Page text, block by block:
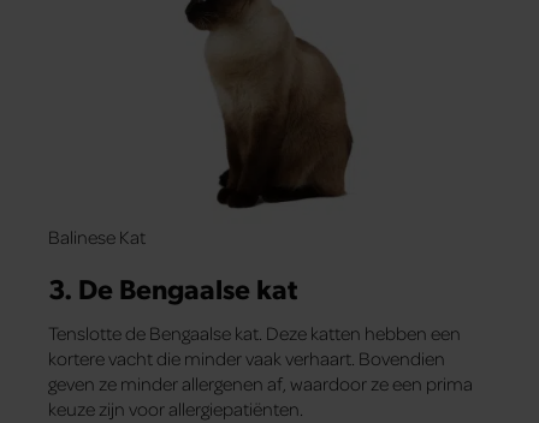
Balinese Kat
3. De Bengaalse kat
Tenslotte de Bengaalse kat. Deze katten hebben een
kortere vacht die minder vaak verhaart. Bovendien
geven ze minder allergenen af, waardoor ze een prima
keuze zijn voor allergiepatiënten.